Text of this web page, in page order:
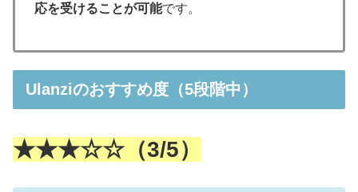
応を受けることが可能です。
Ulanziのおすすめ度（5段階中）
★★★☆☆（3/5）